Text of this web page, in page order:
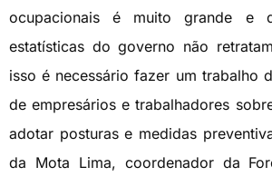
ocupacionais é muito grande e
estatísticas do governo não
isso é necessário fazer um trabalho
de empresários e trabalhadores
adotar posturas e medidas
da Mota Lima, coordenador da